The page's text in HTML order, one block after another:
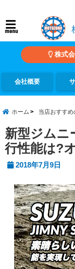
menu
株式会
会社概要
ホーム 当店おすす
新型ジムニ
行性能は?
2018年7月9日